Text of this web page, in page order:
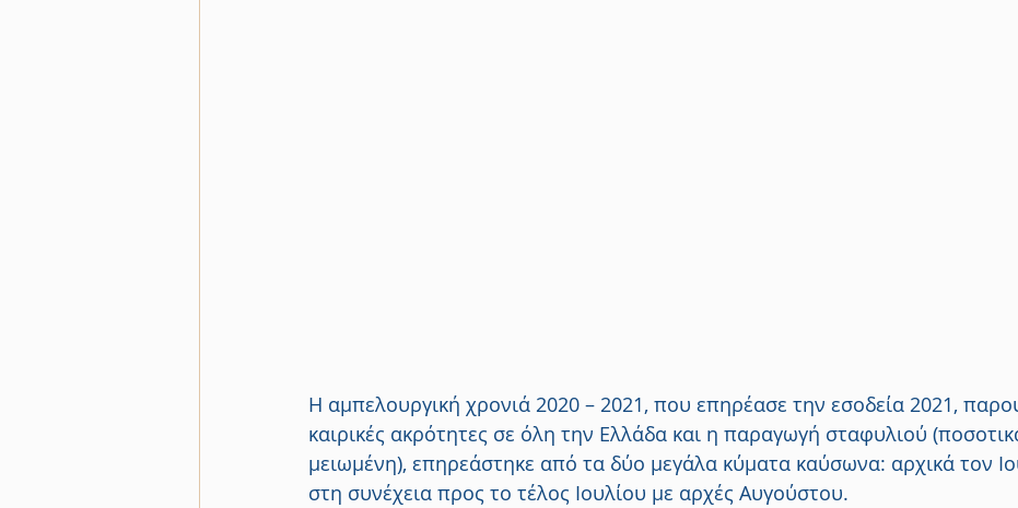
Η αμπελουργική χρονιά 2020 – 2021, που επηρέασε την εσοδεία 2021,
καιρικές ακρότητες σε όλη την Ελλάδα και η παραγωγή σταφυλιού
μειωμένη), επηρεάστηκε από τα δύο μεγάλα κύματα καύσωνα: αρχικά τον
στη συνέχεια προς το τέλος Ιουλίου με αρχές Αυγούστου.